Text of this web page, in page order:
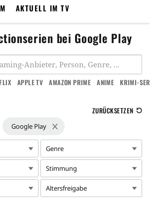
AKTUELL IM TV
bei Google Play
APPLE TV AMAZON PRIME ANIME KRIMI-
ZURÜCKSETZEN
Google Play
Genre
Stimmung
Altersfreigabe